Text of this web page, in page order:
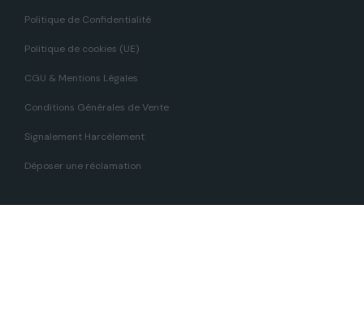
Politique de Confidentialité
Politique de cookies (UE)
CGU & Mentions Légales
Conditions Générales de Vente
Signalement Harcèlement
Déposer une réclamation